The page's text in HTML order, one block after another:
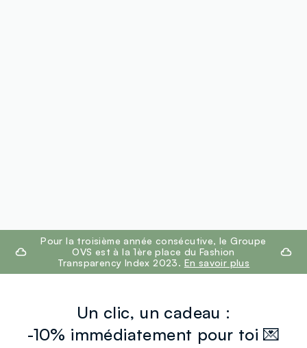
footer.ariatitlePour la troisième année consécutive, le Groupe
OVS est à la 1ère place du Fashion
Transparency Index 2023. En savoir plus
Un clic, un cadeau :
-10% immédiatement pour toi 💌